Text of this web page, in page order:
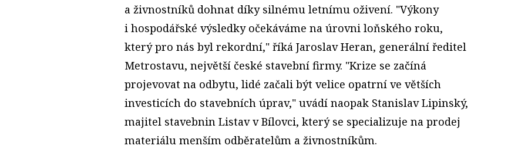
a živnostníků dohnat díky silnému letnímu oživení. "Výkony
i hospodářské výsledky očekáváme na úrovni loňského roku,
který pro nás byl rekordní," říká Jaroslav Heran, generální ředitel
Metrostavu, největší české stavební firmy. "Krize se začíná
projevovat na odbytu, lidé začali být velice opatrní ve větších
investicích do stavebních úprav," uvádí naopak Stanislav Lipinský,
majitel stavebnin Listav v Bílovci, který se specializuje na prodej
materiálu menším odběratelům a živnostníkům.